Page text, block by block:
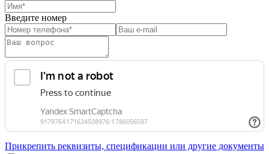
Введите номер
Прикрепить реквизиты, спецификации или другие документы